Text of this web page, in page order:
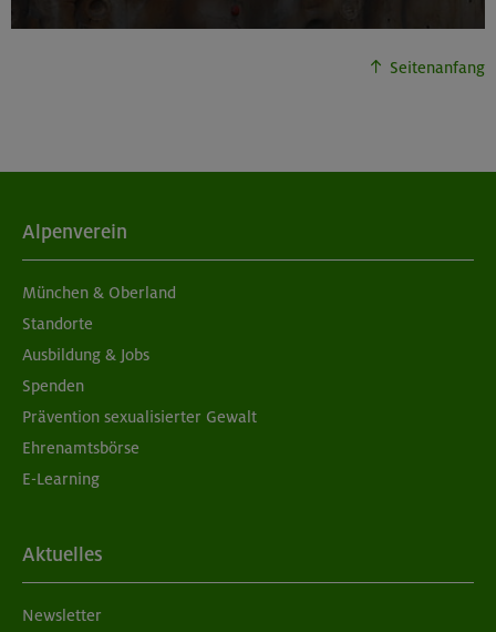
05./06.09.26
Grundkurs Klettern indoor
München
05./06.09.26
Seitenanfang
Alpenverein
München & Oberland
Standorte
Ausbildung & Jobs
Spenden
Prävention sexualisierter Gewalt
Ehrenamtsbörse
E-Learning
Aktuelles
Newsletter